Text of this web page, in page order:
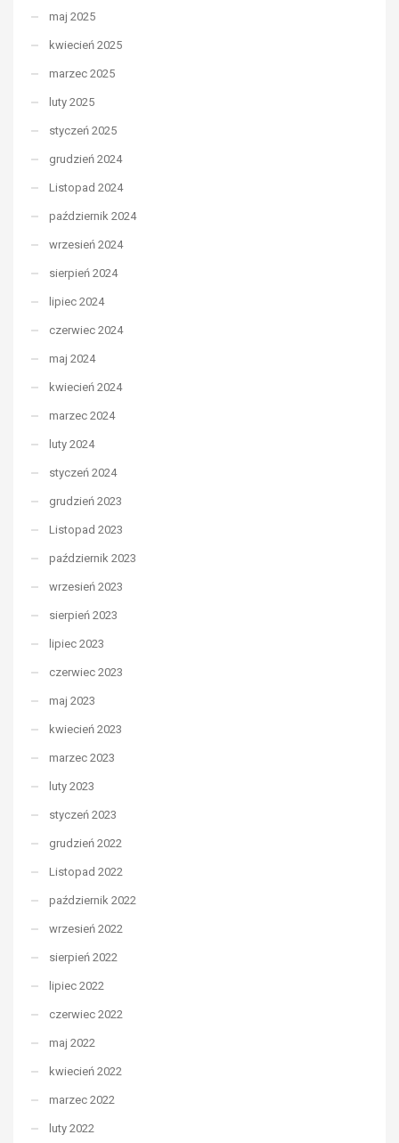
maj 2025
kwiecień 2025
marzec 2025
luty 2025
styczeń 2025
grudzień 2024
Listopad 2024
październik 2024
wrzesień 2024
sierpień 2024
lipiec 2024
czerwiec 2024
maj 2024
kwiecień 2024
marzec 2024
luty 2024
styczeń 2024
grudzień 2023
Listopad 2023
październik 2023
wrzesień 2023
sierpień 2023
lipiec 2023
czerwiec 2023
maj 2023
kwiecień 2023
marzec 2023
luty 2023
styczeń 2023
grudzień 2022
Listopad 2022
październik 2022
wrzesień 2022
sierpień 2022
lipiec 2022
czerwiec 2022
maj 2022
kwiecień 2022
marzec 2022
luty 2022